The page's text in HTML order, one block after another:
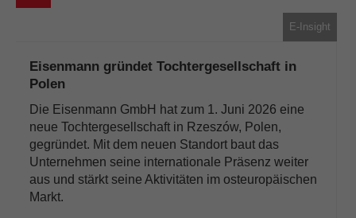
E-Insight
Eisenmann gründet Tochtergesellschaft in
Polen
Die Eisenmann GmbH hat zum 1. Juni 2026 eine
neue Tochtergesellschaft in Rzeszów, Polen,
gegründet. Mit dem neuen Standort baut das
Unternehmen seine internationale Präsenz weiter
aus und stärkt seine Aktivitäten im osteuropäischen
Markt.